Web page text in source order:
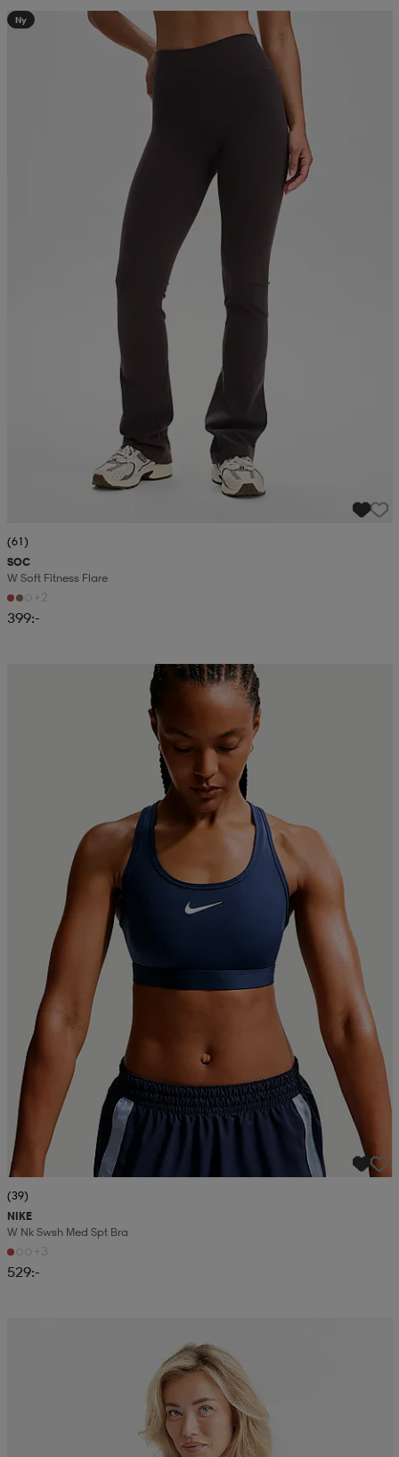
Ny
(61)
SOC
W Soft Fitness Flare
+2
399:-
(39)
NIKE
W Nk Swsh Med Spt Bra
+3
529:-